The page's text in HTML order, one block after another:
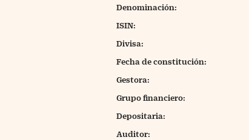
Denominación:
ISIN:
Divisa:
Fecha de constitución:
Gestora:
Grupo financiero:
Depositaria:
Auditor: